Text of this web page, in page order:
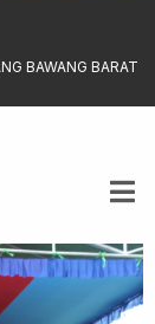
BAWANG BARAT